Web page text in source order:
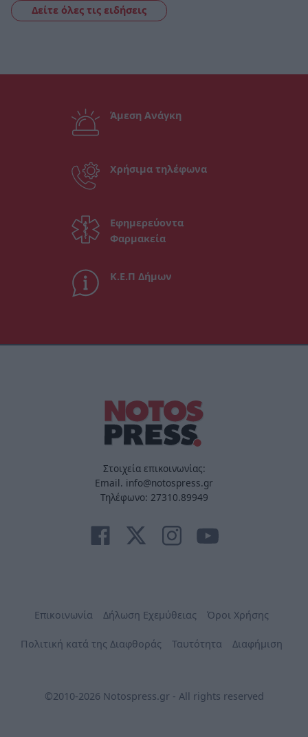
Δείτε όλες τις ειδήσεις
Άμεση Ανάγκη
Χρήσιμα τηλέφωνα
Εφημερεύοντα
Φαρμακεία
Κ.Ε.Π Δήμων
Στοιχεία επικοινωνίας:
Email. info@notospress.gr
Τηλέφωνο: 27310.89949
Επικοινωνία Δήλωση Εχεμύθειας Όροι Χρήσης
Πολιτική κατά της Διαφθοράς Ταυτότητα Διαφήμιση
©2010-2026 Notospress.gr - All rights reserved